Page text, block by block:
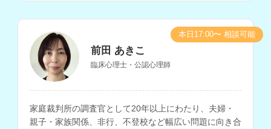
前田 あきこ
臨床心理士・公認心理師
家庭裁判所の調査官として20年以上にわたり、夫婦・
親子・家族関係、非行、不登校など幅広い問題に向き合
本日17:00〜 相談可能